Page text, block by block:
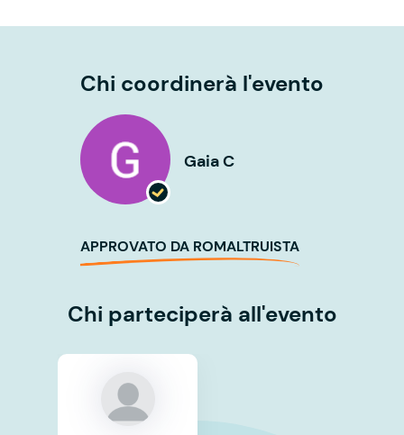
Chi coordinerà l'evento
Gaia C
APPROVATO DA ROMALTRUISTA
Chi parteciperà all'evento